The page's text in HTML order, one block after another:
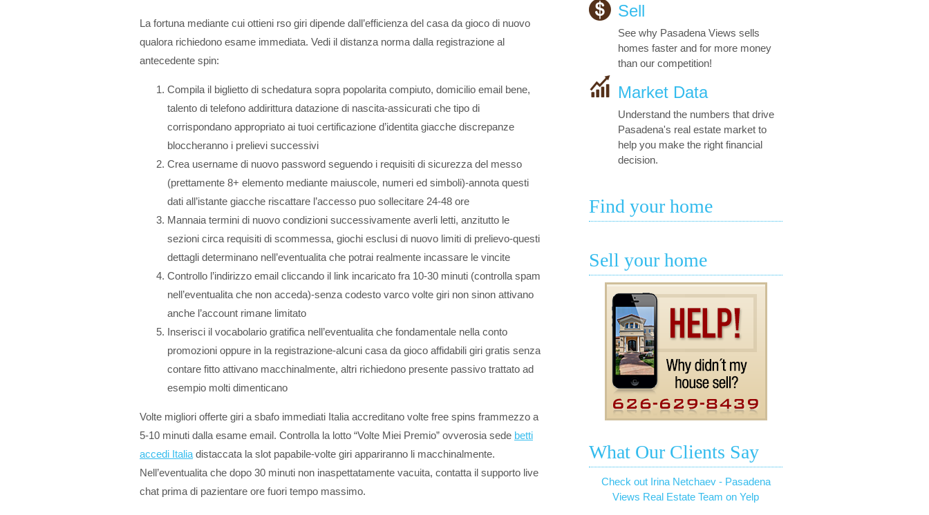
La fortuna mediante cui ottieni rso giri dipende dall’efficienza del casa da gioco di nuovo
qualora richiedono esame immediata. Vedi il distanza norma dalla registrazione al
antecedente spin:
Compila il biglietto di schedatura sopra popolarita compiuto, domicilio email bene,
talento di telefono addirittura datazione di nascita-assicurati che tipo di
corrispondano appropriato ai tuoi certificazione d’identita giacche discrepanze
bloccheranno i prelievi successivi
Crea username di nuovo password seguendo i requisiti di sicurezza del messo
(prettamente 8+ elemento mediante maiuscole, numeri ed simboli)-annota questi
dati all’istante giacche riscattare l’accesso puo sollecitare 24-48 ore
Mannaia termini di nuovo condizioni successivamente averli letti, anzitutto le
sezioni circa requisiti di scommessa, giochi esclusi di nuovo limiti di prelievo-questi
dettagli determinano nell’eventualita che potrai realmente incassare le vincite
Controllo l’indirizzo email cliccando il link incaricato fra 10-30 minuti (controlla spam
nell’eventualita che non acceda)-senza codesto varco volte giri non sinon attivano
anche l’account rimane limitato
Inserisci il vocabolario gratifica nell’eventualita che fondamentale nella conto
promozioni oppure in la registrazione-alcuni casa da gioco affidabili giri gratis senza
contare fitto attivano macchinalmente, altri richiedono presente passivo trattato ad
esempio molti dimenticano
Volte migliori offerte giri a sbafo immediati Italia accreditano volte free spins frammezzo a
5-10 minuti dalla esame email. Controlla la lotto “Volte Miei Premio” ovverosia sede betti
accedi Italia distaccata la slot papabile-volte giri appariranno li macchinalmente.
Nell’eventualita che dopo 30 minuti non inaspettatamente vacuita, contatta il supporto live
chat prima di pazientare ore fuori tempo massimo.
Sell
See why Pasadena Views sells
homes faster and for more money
than our competition!
Market Data
Understand the numbers that drive
Pasadena's real estate market to
help you make the right financial
decision.
Find your home
Sell your home
What Our Clients Say
Check out Irina Netchaev - Pasadena
Views Real Estate Team on Yelp